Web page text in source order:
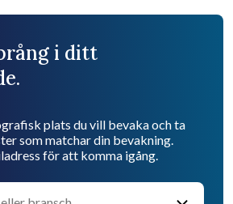
i ditt
plats du vill bevaka och ta
som matchar din bevakning.
för att komma igång.